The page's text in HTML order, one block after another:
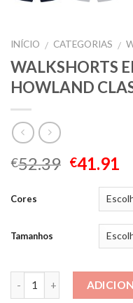
INÍCIO / CATEGORIAS /
WALKSHORTS
HOWLAND
€52.39 €41.91
Cores
Tamanhos
Quantidade